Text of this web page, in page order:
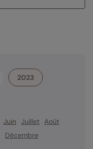
2023
Juin Juillet Août
Décembre